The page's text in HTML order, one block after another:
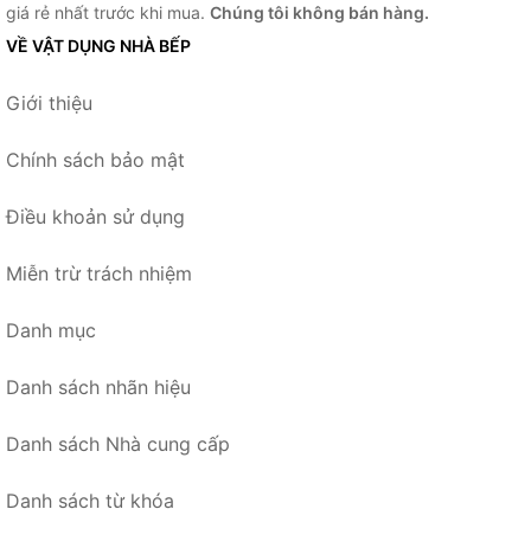
giá rẻ nhất trước khi mua. Chúng tôi không bán hàng.
VỀ VẬT DỤNG NHÀ BẾP
Giới thiệu
Chính sách bảo mật
Điều khoản sử dụng
Miễn trừ trách nhiệm
Danh mục
Danh sách nhãn hiệu
Danh sách Nhà cung cấp
Danh sách từ khóa